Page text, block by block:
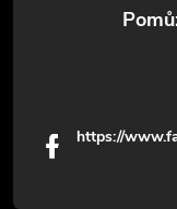
https://